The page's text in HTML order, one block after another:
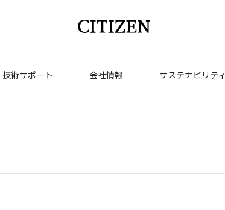
技術サポート 会社情報 サステナビリティ